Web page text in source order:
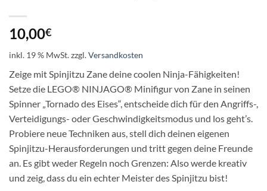
10,00€
inkl. 19 % MwSt.zzgl.Versandkosten
Zeige mit Spinjitzu Zane deine coolen Ninja-Fähigkeiten!
Setze die LEGO® NINJAGO® Minifigur von Zane in seinen
Spinner „Tornado des Eises“, entscheide dich für den Angriffs-,
Verteidigungs- oder Geschwindigkeitsmodus und los geht’s.
Probiere neue Techniken aus, stell dich deinen eigenen
Spinjitzu-Herausforderungen und tritt gegen deine Freunde
an. Es gibt weder Regeln noch Grenzen: Also werde kreativ
und zeig, dass du ein echter Meister des Spinjitzu bist!